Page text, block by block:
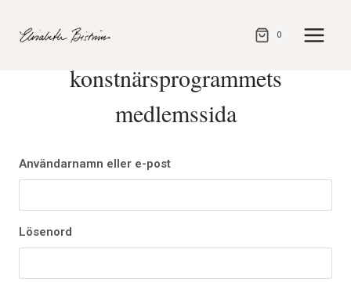
direkt
0
konstnärsprogrammets
medlemssida
Användarnamn eller e-post
Lösenord